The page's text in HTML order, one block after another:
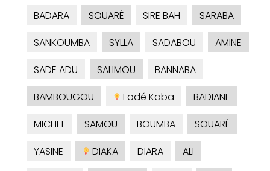
BADARA
SOUARÉ SIRE BAH
SARABA
SANKOUMBA
SYLLA SADABOU
AMINE
SADE ADU
SALIMOU
BANNABA
BAMBOUGOU
Fodé Kaba
BADIANE
MICHEL
SAMOU BOUMBA
SOUARÉ
YASINE
DIAKA DIARA
ALI